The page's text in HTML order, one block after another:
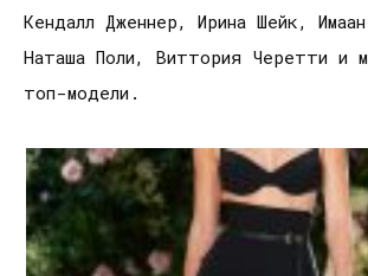
Кендалл Дженнер, Ирина Шейк, Имаан
Наташа Поли, Виттория Черетти и
топ-модели.